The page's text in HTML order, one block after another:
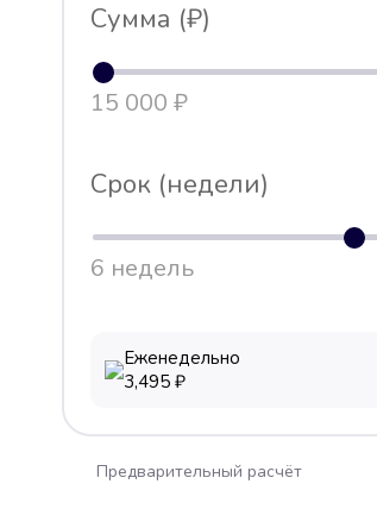
Сумма (₽)
15 000 ₽
Срок (недели)
6 недель
Еженедельно
3,495 ₽
Предварительный расчёт